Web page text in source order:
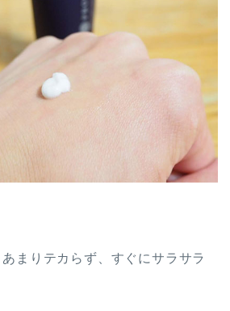
まりテカらず、すぐにサラサラ